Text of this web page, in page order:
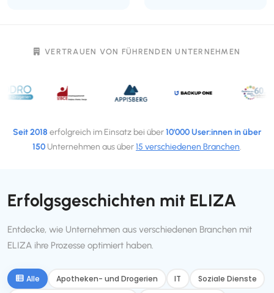
VERTRAUEN VON FÜHRENDEN UNTERNEHMEN
Seit 2018 erfolgreich im Einsatz bei über10'000 User:innen in über
150 Unternehmen aus über15 verschiedenen Branchen.
Erfolgsgeschichten mit ELIZA
Entdecke, wie Unternehmen aus verschiedenen Branchen mit
ELIZA ihre Prozesse optimiert haben.
Alle Apotheken- und Drogerien IT
Soziale Dienste